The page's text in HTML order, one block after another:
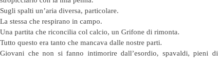
Sugli spalti un’aria diversa, particolare.
La stessa che respirano in campo.
Una partita che riconcilia col calcio, un Grifone di rimonta.
Tutto questo era tanto che mancava dalle nostre parti.
Giovani che non si fanno intimorire dall’esordio, spavaldi, pieni di